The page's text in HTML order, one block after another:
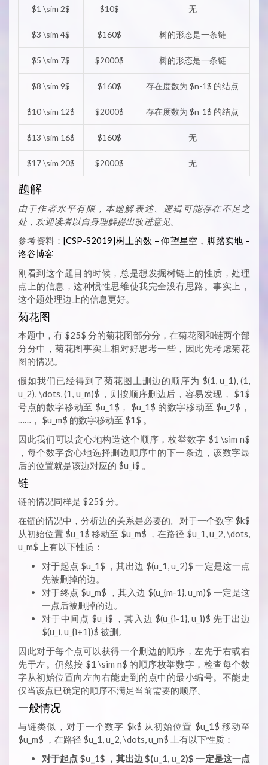
$1 \sim 2$ $10$ 无
$3 \sim 4$ $160$ 树的形态是一条链
$5 \sim 7$ $2000$ 树的形态是一条链
$8 \sim 9$ $160$ 存在度数为 $n-1$ 的结点
$10 \sim 12$ $2000$ 存在度数为 $n-1$ 的结点
$13 \sim 16$ $160$ 无
$17 \sim 20$ $2000$ 无
题解
由于作者水平有限，本题解表述、逻辑可能存在不足之
处，欢迎读者以自身理解提出改进意见。
参考资料：[CSP-S2019]树上的数 – 仰望星空，脚踏实地 –
洛谷博客
刚看到这个题目的时候，总是想发掘树链上的性质，处理
点上的信息，这种惯性思维使我完全没有思路。事实上，
这个题处理边上的信息更好。
菊花图
本题中，有 $25$ 分的菊花图部分分，在菊花图和链两个部
分分中，菊花图事实上相对好思考一些，因此先考虑菊花
图的情况。
假如我们已经得到了菊花图上删边的顺序为 $(1, u_1), (1,
u_2), \dots, (1, u_m)$ ，则按顺序删边后，容易发现， $1$
号点的数字移动至 $u_1$， $u_1$ 的数字移动至 $u_2$，
……， $u_m$ 的数字移动至 $1$ 。
因此我们可以贪心地构造这个顺序，枚举数字 $1 \sim n$
，每个数字贪心地选择删边顺序中的下一条边，该数字最
后的位置就是该边对应的 $u_i$ 。
链
链的情况同样是 $25$ 分。
在链的情况中，分析边的关系是必要的。对于一个数字 $k$
从初始位置 $u_1$ 移动至 $u_m$ ，在路径 $u_1, u_2, \dots,
u_m$ 上有以下性质：
对于起点 $u_1$ ，其出边 $(u_1, u_2)$ 一定是这一点
先被删掉的边。
对于终点 $u_m$ ，其入边 $(u_{m-1}, u_m)$ 一定是这
一点后被删掉的边。
对于中间点 $u_i$ ，其入边 $(u_{i-1}, u_i)$ 先于出边
$(u_i, u_{i+1})$ 被删。
因此对于每个点可以获得一个删边的顺序，左先于右或右
先于左。仍然按 $1 \sim n$ 的顺序枚举数字，检查每个数
字从初始位置向左向右能走到的点中的最小编号。不能走
仅当该点已确定的顺序不满足当前需要的顺序。
一般情况
与链类似，对于一个数字 $k$ 从初始位置 $u_1$ 移动至
$u_m$ ，在路径 $u_1, u_2, \dots, u_m$ 上有以下性质：
对于起点 $u_1$ ，其出边 $(u_1, u_2)$ 一定是这一点